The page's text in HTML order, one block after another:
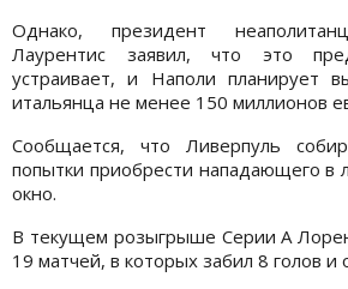
Однако, президент
Лаурентис заявил, что это
устраивает, и Наполи планирует
итальянца не менее 150 миллионов
Сообщается, что Ливерпуль
попытки приобрести нападающего в
окно.
В текущем розыгрыше Серии А
19 матчей, в которых забил 8 голов и